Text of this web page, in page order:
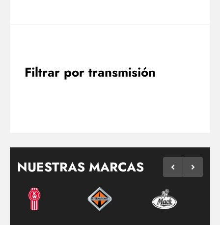
Filtrar por transmisión
NUESTRAS MARCAS